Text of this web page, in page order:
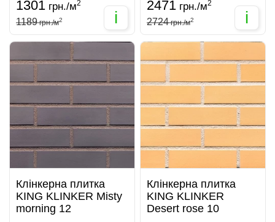
1301 грн./м2
1189грн./м2 i
2471 грн./м2
2724грн./м2 i
Клінкерна плитка
KING KLINKER Misty
morning 12
Клінкерна плитка
KING KLINKER
Desert rose 10